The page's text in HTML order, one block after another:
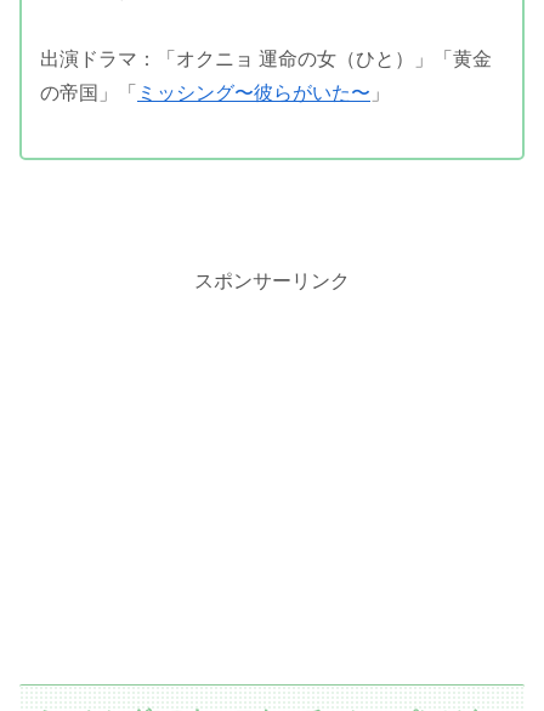
出演ドラマ：「オクニョ 運命の女（ひと）」「黄金
の帝国」「 ミッシング〜彼らがいた〜 」
スポンサーリンク